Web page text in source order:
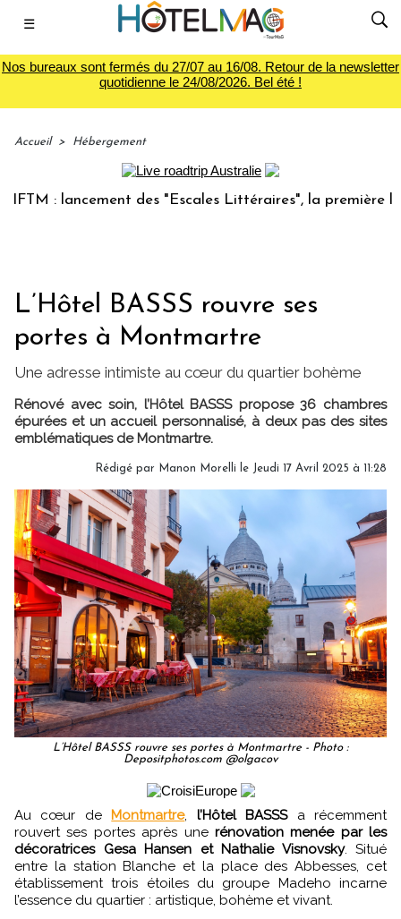
☰
Nos bureaux sont fermés du 27/07 au 16/08. Retour de la newsletter
quotidienne le 24/08/2026. Bel été !
Accueil > Hébergement
: lancement des "Escales Littéraires", la première
L’Hôtel BASSS rouvre ses
portes à Montmartre
Une adresse intimiste au cœur du quartier bohème
Rénové avec soin, l’Hôtel BASSS propose 36 chambres
épurées et un accueil personnalisé, à deux pas des sites
emblématiques de Montmartre.
Rédigé par Manon Morelli le Jeudi 17 Avril 2025 à 11:28
L’Hôtel BASSS rouvre ses portes à Montmartre - Photo :
Depositphotos.com @olgacov
Au cœur de Montmartre, l’Hôtel BASSSa récemment
rouvert ses portes après une rénovation menée par les
décoratrices Gesa Hansen et Nathalie Visnovsky. Situé
entre la station Blanche et la place des Abbesses, cet
établissement trois étoiles du groupe Madeho incarne
l’essence du quartier : artistique, bohème et vivant.